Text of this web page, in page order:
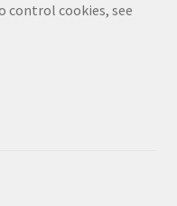
control cookies, see